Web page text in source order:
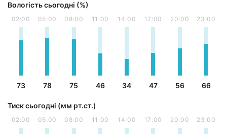
Вологість сьогодні (%)
02:00
73
05:00
78
08:00
75
11:00
46
14:00
34
17:00
47
20:00
56
23:00
66
Тиск сьогодні (мм рт.ст.)
02:00 05:00 08:00 11:00 14:00 17:00 20:00 23:00